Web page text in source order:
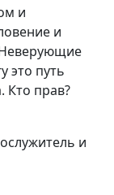
и
Николай
и
и
и
это путь
Кто прав?
и